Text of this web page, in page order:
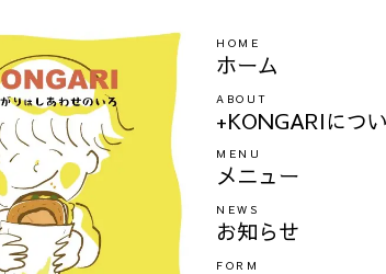
ホーム
HOME
+KONGARIにつ
ABOUT
メニュー
MENU
お知らせ
NEWS
FORM